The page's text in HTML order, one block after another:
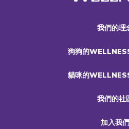
我們的理
狗狗的
貓咪的
我們的社
加入我們